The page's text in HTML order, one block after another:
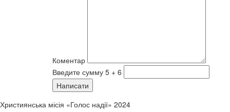
Коментар
Введите сумму 5 + 6
Написати
Християнська місія «Голос надії» 2024